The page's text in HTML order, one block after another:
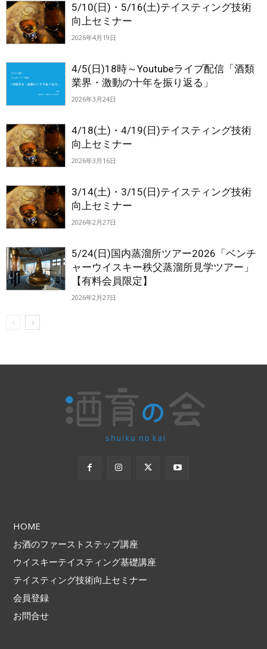
5/10(日)・5/16(土)テイスティング技術
向上セミナー
2026年4月19日
4/5(日)18時～Youtubeライブ配信「酒類
業界・激動の十年を振り返る」
2026年3月24日
4/18(土)・4/19(日)テイスティング技術
向上セミナー
2026年3月16日
3/14(土)・3/15(日)テイスティング技術
向上セミナー
2026年2月27日
5/24(日)国内蒸溜所ツアー2026「ベンチ
ャーウイスキー秩父蒸溜所見学ツアー」
【有料会員限定】
2026年2月27日
HOME
お酒のファーストステップ講座
ウイスキーテイスティング基礎講座
テイスティング技術向上セミナー
会員登録
お問合せ